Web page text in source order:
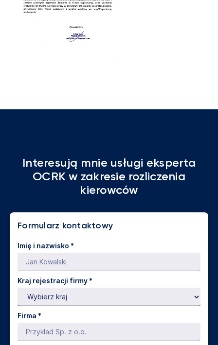
Interesują mnie usługi eksperta
OCRK w zakresie rozliczenia
kierowców
Formularz kontaktowy
Imię i nazwisko *
Kraj rejestracji firmy *
Firma *